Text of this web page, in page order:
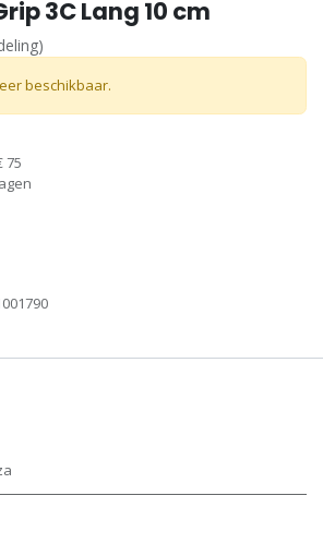
3C Lang 10 cm
beschikbaar.
75